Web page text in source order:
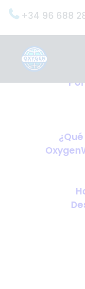
+34 96 688